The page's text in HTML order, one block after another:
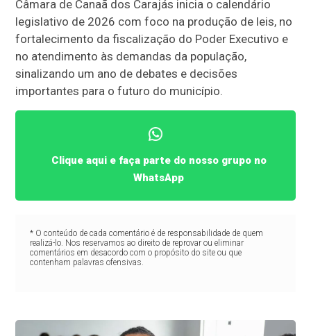
Câmara de Canaã dos Carajás inicia o calendário
legislativo de 2026 com foco na produção de leis, no
fortalecimento da fiscalização do Poder Executivo e
no atendimento às demandas da população,
sinalizando um ano de debates e decisões
importantes para o futuro do município.
Clique aqui e faça parte do nosso grupo no
WhatsApp
* O conteúdo de cada comentário é de responsabilidade de quem
realizá-lo. Nos reservamos ao direito de reprovar ou eliminar
comentários em desacordo com o propósito do site ou que
contenham palavras ofensivas.